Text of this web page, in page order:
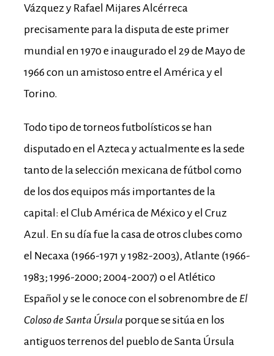
Vázquez y Rafael Mijares Alcérreca
precisamente para la disputa de este primer
mundial en 1970 e inaugurado el 29 de Mayo de
1966 con un amistoso entre el América y el
Torino.
Todo tipo de torneos futbolísticos se han
disputado en el Azteca y actualmente es la sede
tanto de la selección mexicana de fútbol como
de los dos equipos más importantes de la
capital: el Club América de México y el Cruz
Azul. En su día fue la casa de otros clubes como
el Necaxa (1966-1971 y 1982-2003), Atlante (1966-
1983; 1996-2000; 2004-2007) o el Atlético
Español y se le conoce con el sobrenombre de El
Coloso de Santa Úrsula porque se sitúa en los
antiguos terrenos del pueblo de Santa Úrsula